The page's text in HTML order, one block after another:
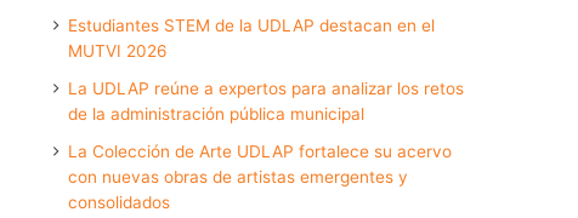
Estudiantes STEM de la UDLAP destacan en el
MUTVI 2026
La UDLAP reúne a expertos para analizar los retos
de la administración pública municipal
La Colección de Arte UDLAP fortalece su acervo
con nuevas obras de artistas emergentes y
consolidados